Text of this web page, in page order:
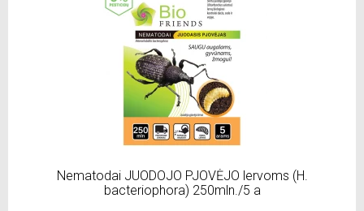
Nematodai JUODOJO PJOVĖJO lervoms (H.
bacteriophora) 250mln./5 a